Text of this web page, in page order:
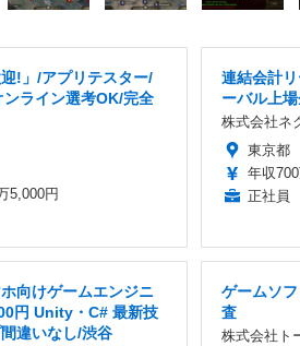
!」/アプリテスター/
ライン選考OK/完全
5,000円
連結会計
ーバル上
株式会社ネ
東京都
年収
正社員
向けゲームエンジニ
円 Unity・C# 最新技
違いなし/渋谷
ゲームソ
査
株式会社ト